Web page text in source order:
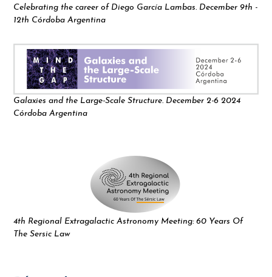
Celebrating the career of Diego García Lambas. December 9th -
12th Córdoba Argentina
Galaxies and the Large-Scale Structure. December 2-6 2024
Córdoba Argentina
4th Regional Extragalactic Astronomy Meeting: 60 Years Of
The Sersic Law